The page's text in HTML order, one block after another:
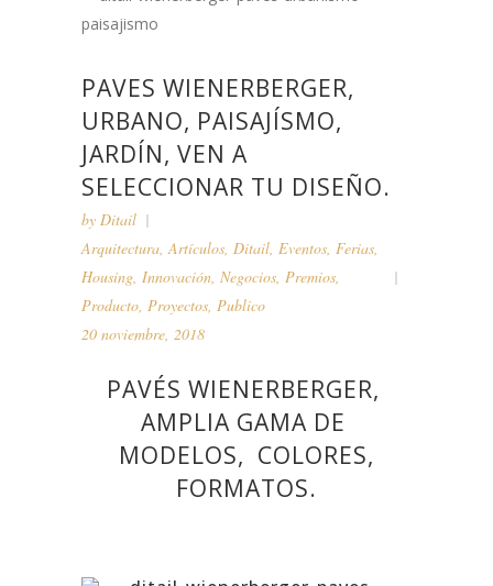
PAVES WIENERBERGER,
URBANO, PAISAJÍSMO,
JARDÍN, VEN A
SELECCIONAR TU DISEÑO.
by Ditail
Arquitectura,Artículos, Ditail, Eventos, Ferias,
Housing, Innovación, Negocios, Premios,
Producto, Proyectos, Publico
20 noviembre, 2018
PAVÉS WIENERBERGER,
AMPLIA GAMA DE
MODELOS, COLORES,
FORMATOS.